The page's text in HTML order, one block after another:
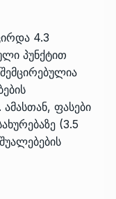
4.3
პუნქტით
ფასები
(3.5